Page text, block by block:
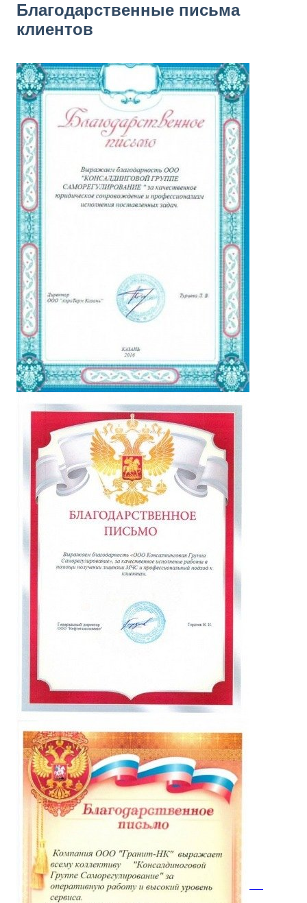
Благодарственные письма
клиентов